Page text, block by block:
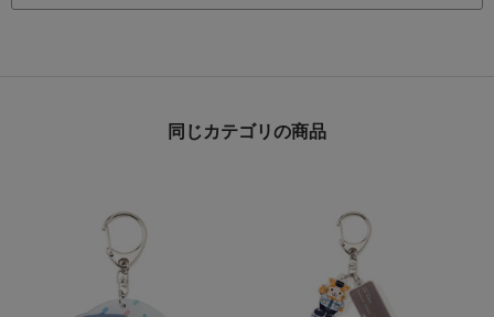
同じカテゴリの商品